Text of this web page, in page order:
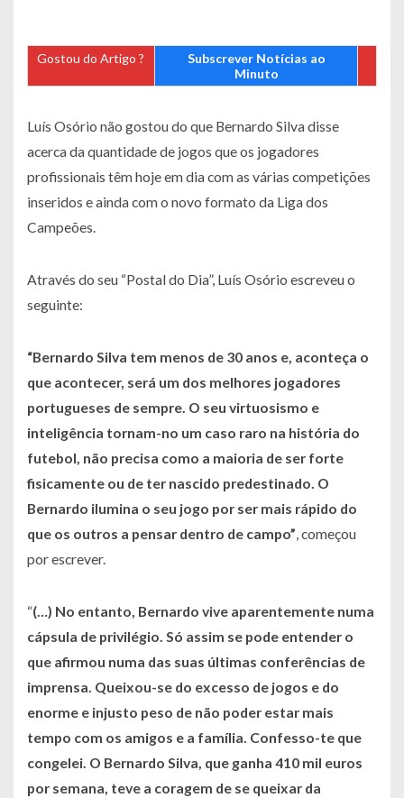
Gostou do Artigo ?
Subscrever Notícias ao
Minuto
Luís Osório não gostou do que Bernardo Silva disse
acerca da quantidade de jogos que os jogadores
profissionais têm hoje em dia com as várias competições
inseridos e ainda com o novo formato da Liga dos
Campeões.
Através do seu “Postal do Dia”, Luís Osório escreveu o
seguinte:
“Bernardo Silva tem menos de 30 anos e, aconteça o
que acontecer, será um dos melhores jogadores
portugueses de sempre. O seu virtuosismo e
inteligência tornam-no um caso raro na história do
futebol, não precisa como a maioria de ser forte
fisicamente ou de ter nascido predestinado. O
Bernardo ilumina o seu jogo por ser mais rápido do
que os outros a pensar dentro de campo”, começou
por escrever.
“(…) No entanto, Bernardo vive aparentemente numa
cápsula de privilégio. Só assim se pode entender o
que afirmou numa das suas últimas conferências de
imprensa. Queixou-se do excesso de jogos e do
enorme e injusto peso de não poder estar mais
tempo com os amigos e a família. Confesso-te que
congelei. O Bernardo Silva, que ganha 410 mil euros
por semana, teve a coragem de se queixar da